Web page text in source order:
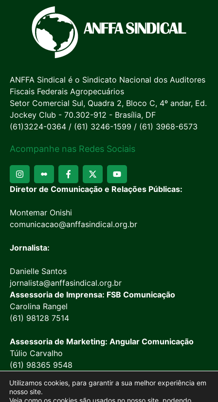
ANFFA Sindical é o Sindicato Nacional dos Auditores
Fiscais Federais Agropecuários
Setor Comercial Sul, Quadra 2, Bloco C, 4º andar, Ed.
Jockey Club - 70.302-912 - Brasília, DF
(61)3224-0364 / (61) 3246-1599 / (61) 3968-6573
Acompanhe nas Redes Sociais
Diretor de Comunicação e Relações Públicas:
Montemar Onishi
comunicacao@anffasindical.org.br
Jornalista:
Danielle Santos
jornalista@anffasindical.org.br
Assessoria de Imprensa: FSB Comunicação
Carolina Rangel
(61) 98128 7514
Assessoria de Marketing: Angular Comunicação
Túlio Carvalho
(61) 98365 9548
Utilizamos cookies, para garantir a sua melhor experiência em
nosso site.
Veja como os cookies são usados no nosso site, podendo